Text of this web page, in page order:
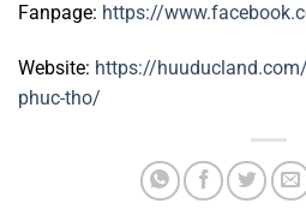
Fanpage: https://
Website: https://
phuc-tho/